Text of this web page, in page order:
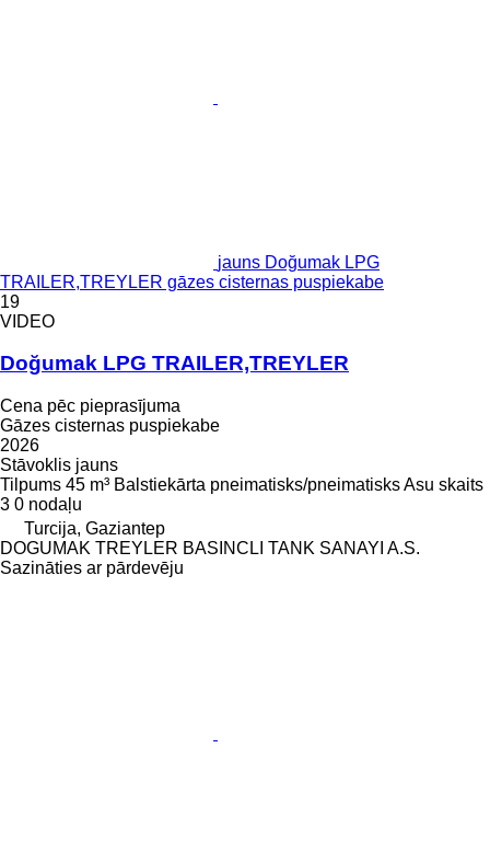
jauns Doğumak LPG
TRAILER,TREYLER gāzes cisternas puspiekabe
19
VIDEO
Doğumak LPG TRAILER,TREYLER
Cena pēc pieprasījuma
Gāzes cisternas puspiekabe
2026
Stāvoklis jauns
Tilpums 45 m³ Balstiekārta pneimatisks/pneimatisksAsu skaits
3 0 nodaļu
Turcija, Gaziantep
DOGUMAK TREYLER BASINCLI TANK SANAYI A.S.
Sazināties ar pārdevēju